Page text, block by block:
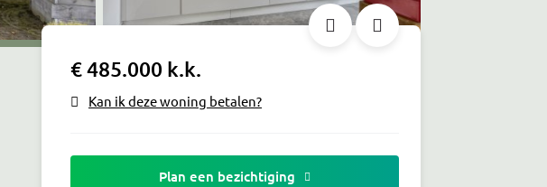
€ 485.000 k.k.
Kan ik deze woning betalen?
Plan een bezichtiging